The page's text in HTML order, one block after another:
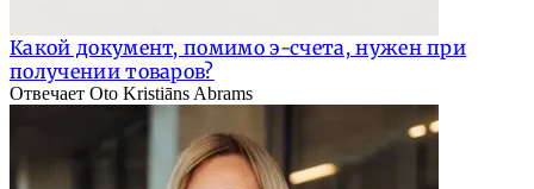
Какой документ, помимо э-счета, нужен при
получении товаров?
Отвечает Oto Kristiāns Abrams